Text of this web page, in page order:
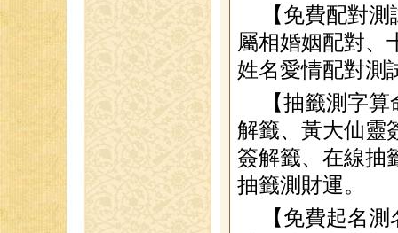
【免費配對
屬相婚姻配對、
姓名愛情配對測
【抽籤測字
解籤、黃大仙靈
簽解籤、在線抽
抽籤測財運。
【免費起名